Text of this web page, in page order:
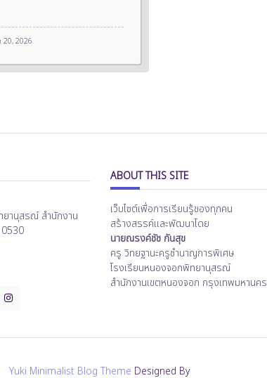
20, 2026
ยานุสรณ์ สำนักงาน
ABOUT THIS SITE
เว็บไซต์เพื่อการเรียนรู้ของทุกคน
สร้างสรรค์และพัฒนาโดย
นายณรงค์ชัช กันสุข
ครู วิทยฐานะครูชำนาญการพิเศษ
โรงเรียนหนองจอกพิทยานุสรณ์
สำนักงานเขตหนองจอก กรุงเทพมหานคร
Yuki Minimalist Blog Theme Designed By